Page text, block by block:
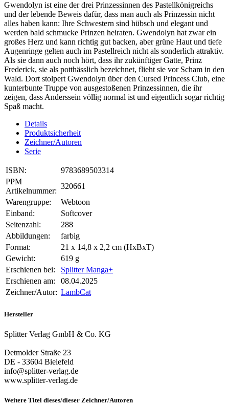
Gwendolyn ist eine der drei Prinzessinnen des Pastellkönigreichs
und der lebende Beweis dafür, dass man auch als Prinzessin nicht
alles haben kann: Ihre Schwestern sind hübsch und elegant und
werden bald schmucke Prinzen heiraten. Gwendolyn hat zwar ein
großes Herz und kann richtig gut backen, aber grüne Haut und tiefe
Augenringe gelten auch im Pastellreich nicht als sonderlich attraktiv.
Als sie dann auch noch hört, dass ihr zukünftiger Gatte, Prinz
Frederick, sie als potthässlich bezeichnet, flieht sie vor Scham in den
Wald. Dort stolpert Gwendolyn über den Cursed Princess Club, eine
kunterbunte Truppe von ausgestoßenen Prinzessinnen, die ihr
zeigen, dass Anderssein völlig normal ist und eigentlich sogar richtig
Spaß macht.
Details
Produktsicherheit
Zeichner/Autoren
Serie
ISBN:
9783689503314
PPM
Artikelnummer:
320661
Warengruppe:
Webtoon
Einband:
Softcover
Seitenzahl:
288
Abbildungen:
farbig
Format:
21 x 14,8 x 2,2 cm (HxBxT)
Gewicht:
619 g
Erschienen bei:
Splitter Manga+
Erschienen am:
08.04.2025
Zeichner/Autor: LambCat
Hersteller
Splitter Verlag GmbH & Co. KG
Detmolder Straße 23
DE - 33604 Bielefeld
info@splitter-verlag.de
www.splitter-verlag.de
Weitere Titel dieses/dieser Zeichner/Autoren